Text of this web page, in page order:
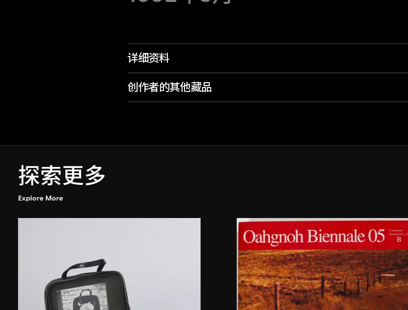
详细资料
创作者的其他藏品
探索更多
Explore More